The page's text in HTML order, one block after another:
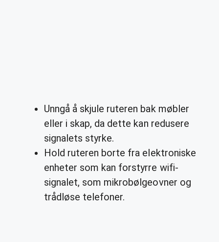
Unngå å skjule ruteren bak møbler
eller i skap, da dette kan redusere
signalets styrke.
Hold ruteren borte fra elektroniske
enheter som kan forstyrre wifi-
signalet, som mikrobølgeovner og
trådløse telefoner.